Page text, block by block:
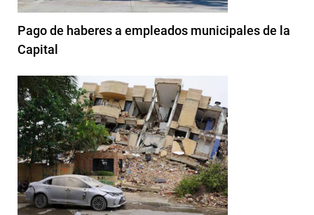
Pago de haberes a empleados municipales de la
Capital